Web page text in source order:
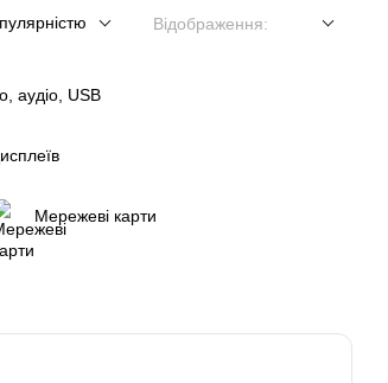
Відображення:
аудіо, USB
Мережеві карти